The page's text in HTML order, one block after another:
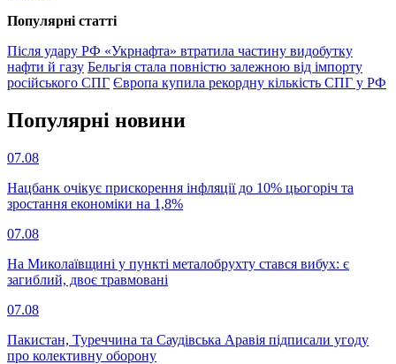
Популярнi статтi
Після удару РФ «Укрнафта» втратила частину видобутку
нафти й газу Бельгія стала повністю залежною від імпорту
російського СПГ Європа купила рекордну кількість СПГ у РФ
Популярнi новини
07.08
Нацбанк очікує прискорення інфляції до 10% цьогоріч та
зростання економіки на 1,8%
07.08
На Миколаївщині у пункті металобрухту стався вибух: є
загиблий, двоє травмовані
07.08
Пакистан, Туреччина та Саудівська Аравія підписали угоду
про колективну оборону